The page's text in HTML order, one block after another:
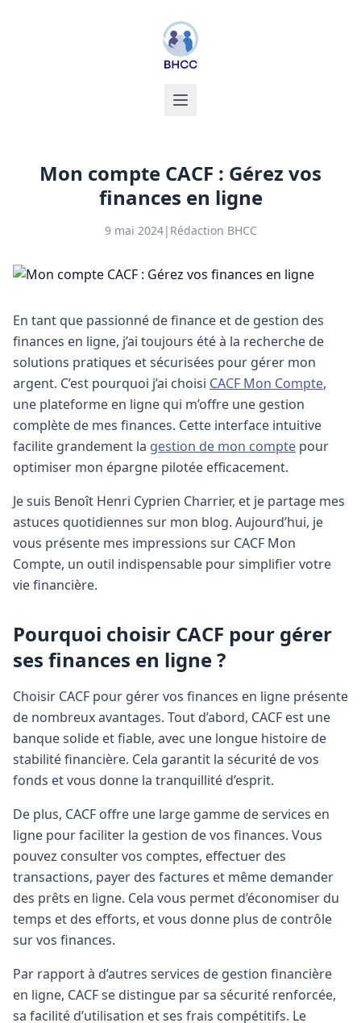
Mon compte CACF : Gérez vos
finances en ligne
9 mai 2024| Rédaction BHCC
En tant que passionné de finance et de gestion des
finances en ligne, j’ai toujours été à la recherche de
solutions pratiques et sécurisées pour gérer mon
argent. C’est pourquoi j’ai choisi CACF Mon Compte,
une plateforme en ligne qui m’offre une gestion
complète de mes finances. Cette interface intuitive
facilite grandement la gestion de mon compte pour
optimiser mon épargne pilotée efficacement.
Je suis Benoît Henri Cyprien Charrier, et je partage mes
astuces quotidiennes sur mon blog. Aujourd’hui, je
vous présente mes impressions sur CACF Mon
Compte, un outil indispensable pour simplifier votre
vie financière.
Pourquoi choisir CACF pour gérer
ses finances en ligne ?
Choisir CACF pour gérer vos finances en ligne présente
de nombreux avantages. Tout d’abord, CACF est une
banque solide et fiable, avec une longue histoire de
stabilité financière. Cela garantit la sécurité de vos
fonds et vous donne la tranquillité d’esprit.
De plus, CACF offre une large gamme de services en
ligne pour faciliter la gestion de vos finances. Vous
pouvez consulter vos comptes, effectuer des
transactions, payer des factures et même demander
des prêts en ligne. Cela vous permet d’économiser du
temps et des efforts, et vous donne plus de contrôle
sur vos finances.
Par rapport à d’autres services de gestion financière
en ligne, CACF se distingue par sa sécurité renforcée,
sa facilité d’utilisation et ses frais compétitifs. Le